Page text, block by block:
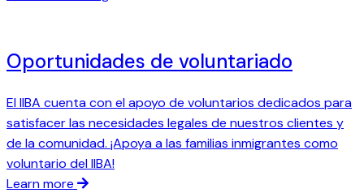
S
s
a
n
a
n
s
i
Oportunidades de voluntariado
El IIBA cuenta con el apoyo de voluntarios dedicados para
satisfacer las necesidades legales de nuestros clientes y
de la comunidad. ¡Apoya a las familias inmigrantes como
voluntario del IIBA!
Learn more